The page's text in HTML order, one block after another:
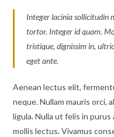
Integer lacinia sollicitudin
tortor. Integer id quam.
tristique, dignissim in,
eget ante.
Aenean lectus elit,
neque. Nullam mauris orci,
ligula. Nulla ut felis in
mollis lectus. Vivamus